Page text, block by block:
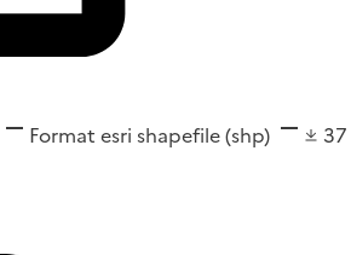
Format esri shapefile (shp) 37